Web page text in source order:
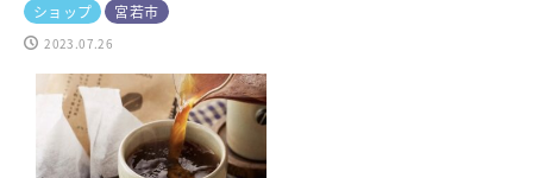
ショップ 宮若市
2023.07.26